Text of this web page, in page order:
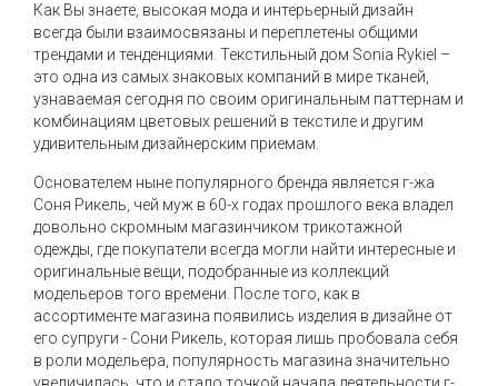
Как Вы знаете, высокая мода и интерьерный дизайн
всегда были взаимосвязаны и переплетены общими
трендами и тенденциями. Текстильный дом Sonia Rykiel –
это одна из самых знаковых компаний в мире тканей,
узнаваемая сегодня по своим оригинальным паттернам и
комбинациям цветовых решений в текстиле и другим
удивительным дизайнерским приемам.
Основателем ныне популярного бренда является г-жа
Соня Рикель, чей муж в 60-х годах прошлого века владел
довольно скромным магазинчиком трикотажной
одежды, где покупатели всегда могли найти интересные и
оригинальные вещи, подобранные из коллекций
модельеров того времени. После того, как в
ассортименте магазина появились изделия в дизайне от
его супруги - Сони Рикель, которая лишь пробовала себя
в роли модельера, популярность магазина значительно